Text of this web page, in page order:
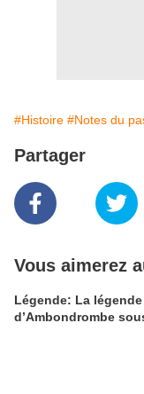
#Histoire #Notes du
Partager
Vous aimerez
Légende: La légende
d’Ambondrombe